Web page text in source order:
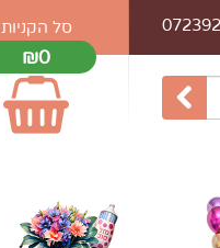
סל הקניות
₪0